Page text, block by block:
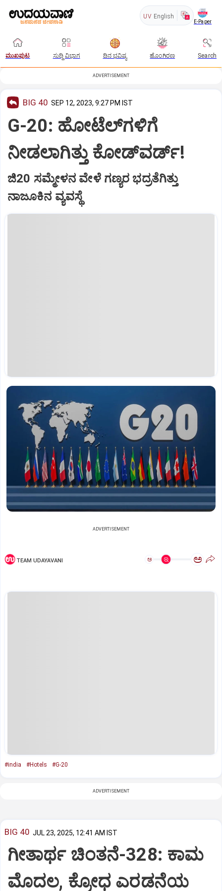
UV English
E-Paper
ಮುಖಪುಟ ಸುದ್ದಿ ವಿಭಾಗ ದಿನ ಭವಿಷ್ಯ ಹೊಂಗಿರಣ Search
ADVERTISEMENT
BIG 40 SEP 12, 2023, 9:27 PM IST
G-20: ಹೋಟೆಲ್‌ಗ‌ಳಿಗೆ
ನೀಡಲಾಗಿತ್ತು ಕೋಡ್‌ವರ್ಡ್‌!
ಜಿ20 ಸಮ್ಮೇಳನ ವೇಳೆ ಗಣ್ಯರ ಭದ್ರತೆಗಿತ್ತು
ನಾಜೂಕಿನ ವ್ಯವಸ್ಥೆ
ADVERTISEMENT
TEAM UDAYAVANI ಅ ಅ
#india #Hotels #G-20
ADVERTISEMENT
BIG 40 JUL 23, 2025, 12:41 AM IST
ಗೀತಾರ್ಥ ಚಿಂತನೆ-328: ಕಾಮ
ಮೊದಲ, ಕ್ರೋಧ ಎರಡನೆಯ